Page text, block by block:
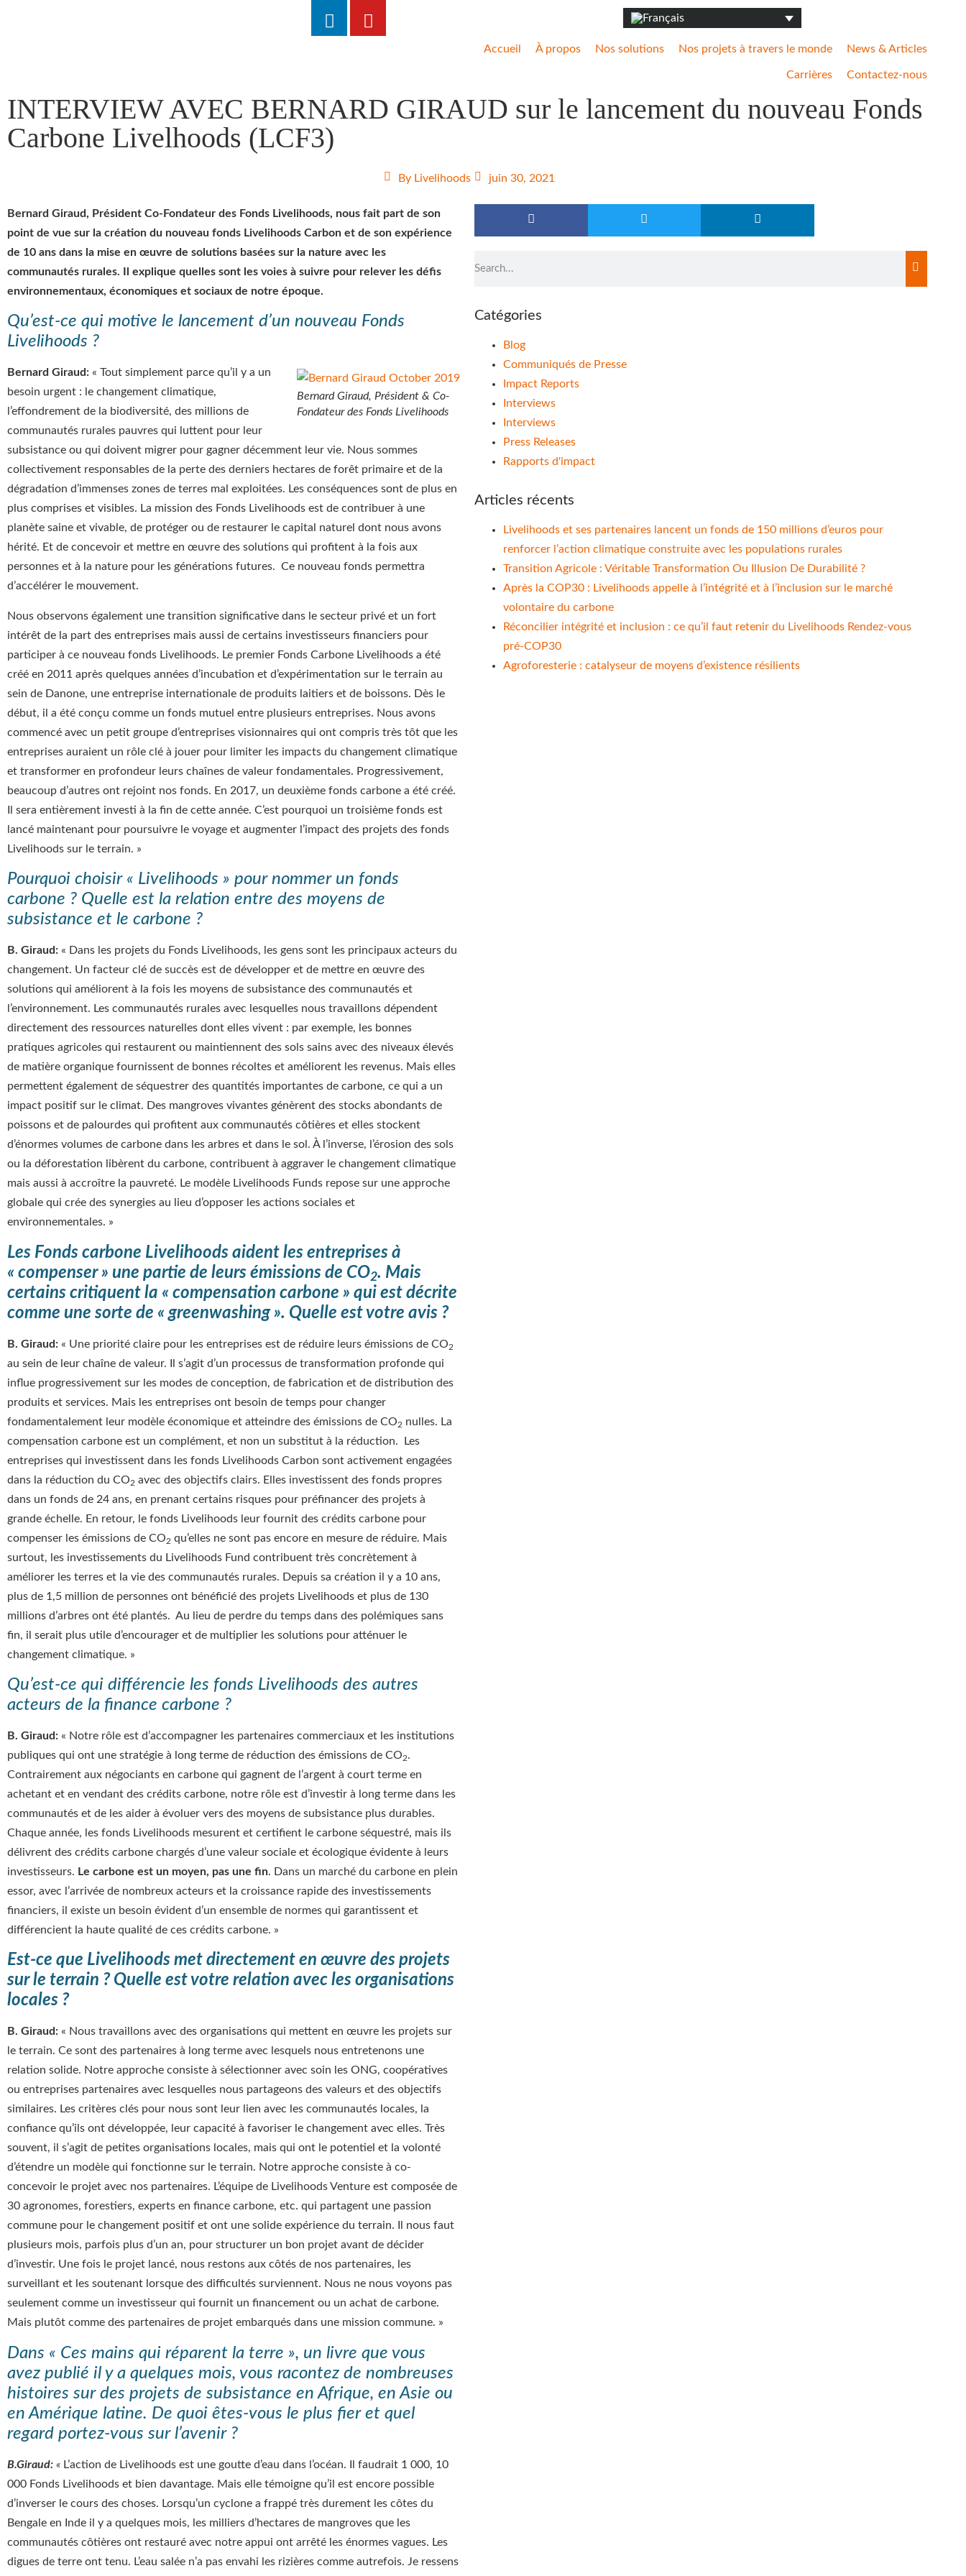
Accueil À propos Nos solutions Nos projets à travers le monde News & Articles
Carrières Contactez-nous
INTERVIEW AVEC BERNARD GIRAUD sur le lancement du nouveau Fonds
Carbone Livelhoods (LCF3)
ByLivelihoods juin 30, 2021
Bernard Giraud, Président Co-Fondateur des Fonds Livelihoods, nous fait part de son
point de vue sur la création du nouveau fonds Livelihoods Carbon et de son expérience
de 10 ans dans la mise en œuvre de solutions basées sur la nature avec les
communautés rurales. Il explique quelles sont les voies à suivre pour relever les défis
environnementaux, économiques et sociaux de notre époque.
Qu’est-ce qui motive le lancement d’un nouveau Fonds
Livelihoods ?
Bernard Giraud, Président & Co-
Fondateur des Fonds Livelihoods
Bernard Giraud: « Tout simplement parce qu’il y a un
besoin urgent : le changement climatique,
l’effondrement de la biodiversité, des millions de
communautés rurales pauvres qui luttent pour leur
subsistance ou qui doivent migrer pour gagner décemment leur vie. Nous sommes
collectivement responsables de la perte des derniers hectares de forêt primaire et de la
dégradation d’immenses zones de terres mal exploitées. Les conséquences sont de plus en
plus comprises et visibles. La mission des Fonds Livelihoods est de contribuer à une
planète saine et vivable, de protéger ou de restaurer le capital naturel dont nous avons
hérité. Et de concevoir et mettre en œuvre des solutions qui profitent à la fois aux
personnes et à la nature pour les générations futures. Ce nouveau fonds permettra
d’accélérer le mouvement.
Nous observons également une transition significative dans le secteur privé et un fort
intérêt de la part des entreprises mais aussi de certains investisseurs financiers pour
participer à ce nouveau fonds Livelihoods. Le premier Fonds Carbone Livelihoods a été
créé en 2011 après quelques années d’incubation et d’expérimentation sur le terrain au
sein de Danone, une entreprise internationale de produits laitiers et de boissons. Dès le
début, il a été conçu comme un fonds mutuel entre plusieurs entreprises. Nous avons
commencé avec un petit groupe d’entreprises visionnaires qui ont compris très tôt que les
entreprises auraient un rôle clé à jouer pour limiter les impacts du changement climatique
et transformer en profondeur leurs chaînes de valeur fondamentales. Progressivement,
beaucoup d’autres ont rejoint nos fonds. En 2017, un deuxième fonds carbone a été créé.
Il sera entièrement investi à la fin de cette année. C’est pourquoi un troisième fonds est
lancé maintenant pour poursuivre le voyage et augmenter l’impact des projets des fonds
Livelihoods sur le terrain. »
Pourquoi choisir « Livelihoods » pour nommer un fonds
carbone ? Quelle est la relation entre des moyens de
subsistance et le carbone ?
B. Giraud: « Dans les projets du Fonds Livelihoods, les gens sont les principaux acteurs du
changement. Un facteur clé de succès est de développer et de mettre en œuvre des
solutions qui améliorent à la fois les moyens de subsistance des communautés et
l’environnement. Les communautés rurales avec lesquelles nous travaillons dépendent
directement des ressources naturelles dont elles vivent : par exemple, les bonnes
pratiques agricoles qui restaurent ou maintiennent des sols sains avec des niveaux élevés
de matière organique fournissent de bonnes récoltes et améliorent les revenus. Mais elles
permettent également de séquestrer des quantités importantes de carbone, ce qui a un
impact positif sur le climat. Des mangroves vivantes génèrent des stocks abondants de
poissons et de palourdes qui profitent aux communautés côtières et elles stockent
d’énormes volumes de carbone dans les arbres et dans le sol. À l’inverse, l’érosion des sols
ou la déforestation libèrent du carbone, contribuent à aggraver le changement climatique
mais aussi à accroître la pauvreté. Le modèle Livelihoods Funds repose sur une approche
globale qui crée des synergies au lieu d’opposer les actions sociales et
environnementales. »
Les Fonds carbone Livelihoods aident les entreprises à
« compenser » une partie de leurs émissions de CO2. Mais
certains critiquent la « compensation carbone » qui est décrite
comme une sorte de « greenwashing ». Quelle est votre avis ?
B. Giraud: « Une priorité claire pour les entreprises est de réduire leurs émissions de CO2
au sein de leur chaîne de valeur. Il s’agit d’un processus de transformation profonde qui
influe progressivement sur les modes de conception, de fabrication et de distribution des
produits et services. Mais les entreprises ont besoin de temps pour changer
fondamentalement leur modèle économique et atteindre des émissions de CO2 nulles. La
compensation carbone est un complément, et non un substitut à la réduction. Les
entreprises qui investissent dans les fonds Livelihoods Carbon sont activement engagées
dans la réduction du CO2 avec des objectifs clairs. Elles investissent des fonds propres
dans un fonds de 24 ans, en prenant certains risques pour préfinancer des projets à
grande échelle. En retour, le fonds Livelihoods leur fournit des crédits carbone pour
compenser les émissions de CO2 qu’elles ne sont pas encore en mesure de réduire. Mais
surtout, les investissements du Livelihoods Fund contribuent très concrètement à
améliorer les terres et la vie des communautés rurales. Depuis sa création il y a 10 ans,
plus de 1,5 million de personnes ont bénéficié des projets Livelihoods et plus de 130
millions d’arbres ont été plantés. Au lieu de perdre du temps dans des polémiques sans
fin, il serait plus utile d’encourager et de multiplier les solutions pour atténuer le
changement climatique. »
Qu’est-ce qui différencie les fonds Livelihoods des autres
acteurs de la finance carbone ?
B. Giraud: « Notre rôle est d’accompagner les partenaires commerciaux et les institutions
publiques qui ont une stratégie à long terme de réduction des émissions de CO2.
Contrairement aux négociants en carbone qui gagnent de l’argent à court terme en
achetant et en vendant des crédits carbone, notre rôle est d’investir à long terme dans les
communautés et de les aider à évoluer vers des moyens de subsistance plus durables.
Chaque année, les fonds Livelihoods mesurent et certifient le carbone séquestré, mais ils
délivrent des crédits carbone chargés d’une valeur sociale et écologique évidente à leurs
investisseurs. Le carbone est un moyen, pas une fin. Dans un marché du carbone en plein
essor, avec l’arrivée de nombreux acteurs et la croissance rapide des investissements
financiers, il existe un besoin évident d’un ensemble de normes qui garantissent et
différencient la haute qualité de ces crédits carbone. »
Est-ce que Livelihoods met directement en œuvre des projets
sur le terrain ? Quelle est votre relation avec les organisations
locales ?
B. Giraud: « Nous travaillons avec des organisations qui mettent en œuvre les projets sur
le terrain. Ce sont des partenaires à long terme avec lesquels nous entretenons une
relation solide. Notre approche consiste à sélectionner avec soin les ONG, coopératives
ou entreprises partenaires avec lesquelles nous partageons des valeurs et des objectifs
similaires. Les critères clés pour nous sont leur lien avec les communautés locales, la
confiance qu’ils ont développée, leur capacité à favoriser le changement avec elles. Très
souvent, il s’agit de petites organisations locales, mais qui ont le potentiel et la volonté
d’étendre un modèle qui fonctionne sur le terrain. Notre approche consiste à co-
concevoir le projet avec nos partenaires. L’équipe de Livelihoods Venture est composée de
30 agronomes, forestiers, experts en finance carbone, etc. qui partagent une passion
commune pour le changement positif et ont une solide expérience du terrain. Il nous faut
plusieurs mois, parfois plus d’un an, pour structurer un bon projet avant de décider
d’investir. Une fois le projet lancé, nous restons aux côtés de nos partenaires, les
surveillant et les soutenant lorsque des difficultés surviennent. Nous ne nous voyons pas
seulement comme un investisseur qui fournit un financement ou un achat de carbone.
Mais plutôt comme des partenaires de projet embarqués dans une mission commune. »
Dans « Ces mains qui réparent la terre », un livre que vous
avez publié il y a quelques mois, vous racontez de nombreuses
histoires sur des projets de subsistance en Afrique, en Asie ou
en Amérique latine. De quoi êtes-vous le plus fier et quel
regard portez-vous sur l’avenir ?
B.Giraud: « L’action de Livelihoods est une goutte d’eau dans l’océan. Il faudrait 1 000, 10
000 Fonds Livelihoods et bien davantage. Mais elle témoigne qu’il est encore possible
d’inverser le cours des choses. Lorsqu’un cyclone a frappé très durement les côtes du
Bengale en Inde il y a quelques mois, les milliers d’hectares de mangroves que les
communautés côtières ont restauré avec notre appui ont arrêté les énormes vagues. Les
digues de terre ont tenu. L’eau salée n’a pas envahi les rizières comme autrefois. Je ressens
Catégories
Blog
Communiqués de Presse
Impact Reports
Interviews
Interviews
Press Releases
Rapports d'impact
Articles récents
Livelihoods et ses partenaires lancent un fonds de 150 millions d’euros pour
renforcer l’action climatique construite avec les populations rurales
Transition Agricole : Véritable Transformation Ou Illusion De Durabilité ?
Après la COP30 : Livelihoods appelle à l’intégrité et à l’inclusion sur le marché
volontaire du carbone
Réconcilier intégrité et inclusion : ce qu’il faut retenir du Livelihoods Rendez-vous
pré-COP30
Agroforesterie : catalyseur de moyens d’existence résilients